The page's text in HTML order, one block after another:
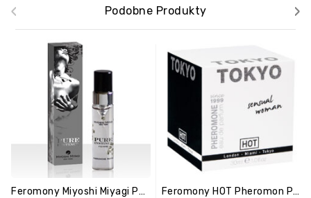
Podobne Produkty
Feromony Miyoshi Miyagi PURE Feromon Parfumes 5ml FEMME,
Feromony HOT Pheromon Parfum TOKYO Sensual Woman 30ml
‹ ›